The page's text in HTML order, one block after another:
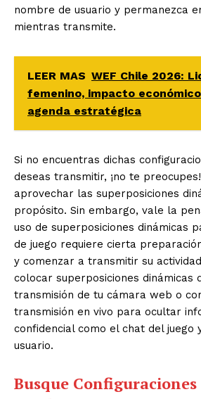
nombre de usuario y permanezca
mientras transmite.
LEER MAS WEF Chile 2026:
femenino, impacto
agenda estratégica
Si no encuentras dichas
deseas transmitir, ¡no te
aprovechar las superposiciones
propósito. Sin embargo, vale la
uso de superposiciones dinámicas
de juego requiere cierta
y comenzar a transmitir su
colocar superposiciones dinámicas
transmisión de tu cámara web o
transmisión en vivo para ocultar
confidencial como el chat del juego
usuario.
Busque